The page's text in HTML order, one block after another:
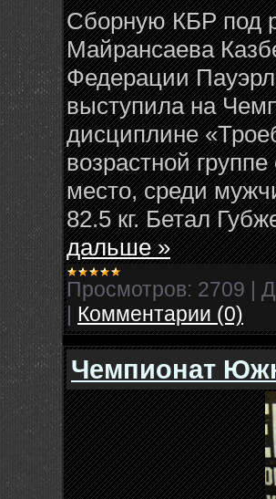
Сборную КБР под
Майрансаева
Федерации
выступила на
дисциплине
возрастной
место, среди
82.5 кг. Бетал
дальше »
Просмотров: 2709 |
| Комментарии (0)
Чемпионат